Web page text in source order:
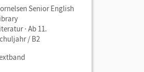
Senior English
· Ab 11.
/ B2